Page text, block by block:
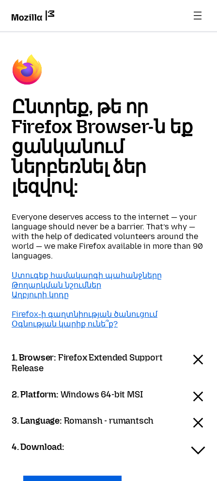
Ընտրեք, թե որ
Firefox Browser-ն եք
ցանկանում
ներբեռնել ձեր
լեզվով:
Everyone deserves access to the internet — your
language should never be a barrier. That’s why —
with the help of dedicated volunteers around the
world — we make Firefox available in more than 90
languages.
Ստուգեք համակարգի պահանջները
Թողարկման նշումներ
Աղբյուրի կոդը
Firefox֊ի գաղտնիության ծանուցում
Օգնության կարիք ունե՞ք?
1. Browser: Firefox Extended Support
Release
2. Platform: Windows 64-bit MSI
3. Language: Romansh - rumantsch
4. Download: